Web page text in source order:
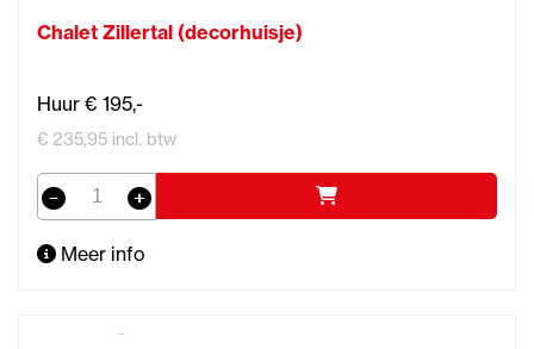
Chalet Zillertal (decorhuisje)
Huur € 195,-
€ 235,95 incl. btw
Meer info